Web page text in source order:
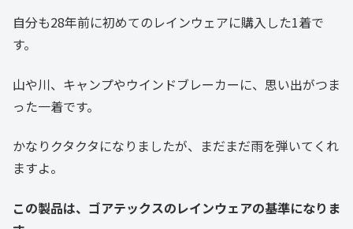
自分も28年前に初めてのレインウェアに購入した1着で
す。
山や川、キャンプやウインドブレーカーに、思い出がつま
った一着です。
かなりクタクタになりましたが、まだまだ雨を弾いてくれ
ますよ。
この製品は、ゴアテックスのレインウェアの基準になりま